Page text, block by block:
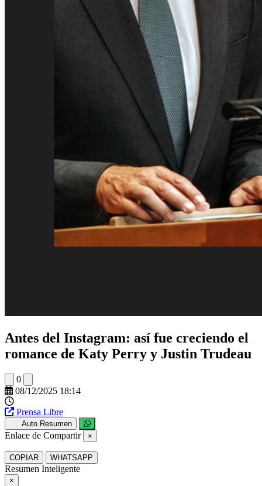
Antes del Instagram: así fue creciendo el
romance de Katy Perry y Justin Trudeau
0
08/12/2025 18:14
Prensa Libre
Auto Resumen
Enlace de Compartir ×
COPIAR WHATSAPP
Resumen Inteligente
×